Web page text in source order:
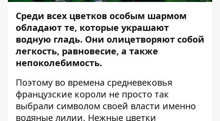
Среди всех цветков особым шармом
обладают те, которые украшают
водную гладь. Они олицетворяют собой
легкость, равновесие, а также
непоколебимость.
Поэтому во времена средневековья
французские короли не просто так
выбрали символом своей власти именно
водяные лилии. Нежные цветки